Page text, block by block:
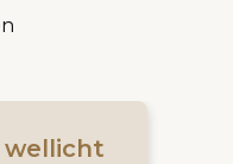
wellicht